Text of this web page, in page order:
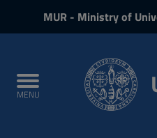
MUR - Ministry of
Toggle
navigation
MENU